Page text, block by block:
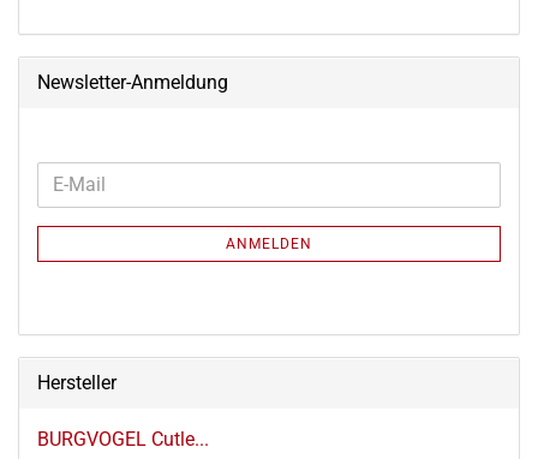
Newsletter-Anmeldung
WEITER
NEWSLETTER-
E-
Mail
ANMELDEN
Hersteller
BURGVOGEL Cutle...